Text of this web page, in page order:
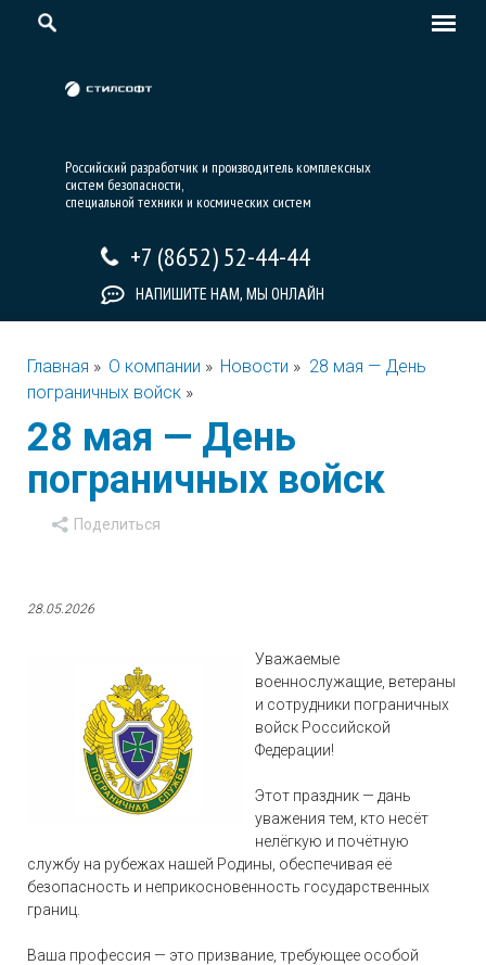
Российский разработчик и производитель комплексных
систем безопасности,
специальной техники и космических систем
+7 (8652) 52-44-44
НАПИШИТЕ НАМ, МЫ ОНЛАЙН
Главная » О компании » Новости » 28 мая — День
пограничных войск »
28 мая — День
пограничных войск
28.05.2026
Уважаемые
военнослужащие, ветераны
и сотрудники пограничных
войск Российской
Федерации!
Этот праздник — дань
уважения тем, кто несёт
нелёгкую и почётную
службу на рубежах нашей Родины, обеспечивая её
безопасность и неприкосновенность государственных
границ.
Ваша профессия — это призвание, требующее особой